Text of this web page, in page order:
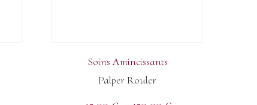
Soins Amincissants
Palper Rouler